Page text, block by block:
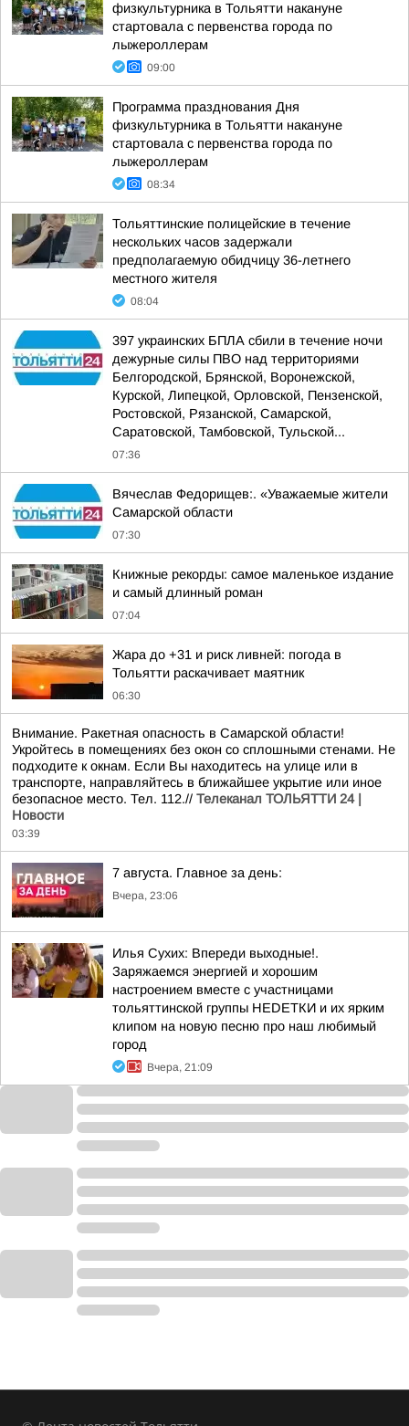
физкультурника в Тольятти накануне
стартовала с первенства города по
лыжероллерам
09:00
Программа празднования Дня
физкультурника в Тольятти накануне
стартовала с первенства города по
лыжероллерам
08:34
Тольяттинские полицейские в течение
нескольких часов задержали
предполагаемую обидчицу 36-летнего
местного жителя
08:04
397 украинских БПЛА сбили в течение ночи
дежурные силы ПВО над территориями
Белгородской, Брянской, Воронежской,
Курской, Липецкой, Орловской, Пензенской,
Ростовской, Рязанской, Самарской,
Саратовской, Тамбовской, Тульской...
07:36
Вячеслав Федорищев:. «Уважаемые жители
Самарской области
07:30
Книжные рекорды: самое маленькое издание
и самый длинный роман
07:04
Жара до +31 и риск ливней: погода в
Тольятти раскачивает маятник
06:30
Внимание. Ракетная опасность в Самарской области!
Укройтесь в помещениях без окон со сплошными стенами. Не
подходите к окнам. Если Вы находитесь на улице или в
транспорте, направляйтесь в ближайшее укрытие или иное
безопасное место. Тел. 112.// Телеканал ТОЛЬЯТТИ 24 |
Новости
03:39
7 августа. Главное за день:
Вчера, 23:06
Илья Сухих: Впереди выходные!.
Заряжаемся энергией и хорошим
настроением вместе с участницами
тольяттинской группы НЕDЕТКИ и их ярким
клипом на новую песню про наш любимый
город
Вчера, 21:09